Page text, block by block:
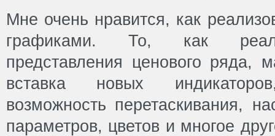
Мне очень нравится, как
графиками. То, как
представления ценового ряда,
вставка новых
возможность перетаскивания,
параметров, цветов и многое